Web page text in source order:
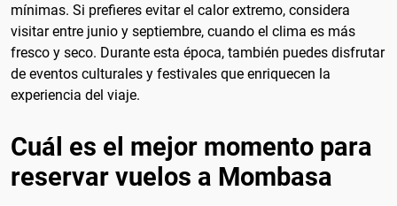
mínimas. Si prefieres evitar el calor extremo, considera
visitar entre junio y septiembre, cuando el clima es más
fresco y seco. Durante esta época, también puedes disfrutar
de eventos culturales y festivales que enriquecen la
experiencia del viaje.
Cuál es el mejor momento para
reservar vuelos a Mombasa